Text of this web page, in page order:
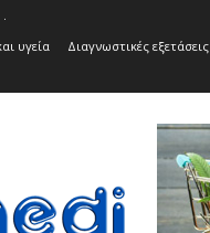
.
υγεία Διαγνωστικές εξετάσεις